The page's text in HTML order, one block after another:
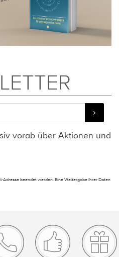
vorab über Aktionen und
Adresse beendet werden. Eine Weitergabe Ihrer Daten